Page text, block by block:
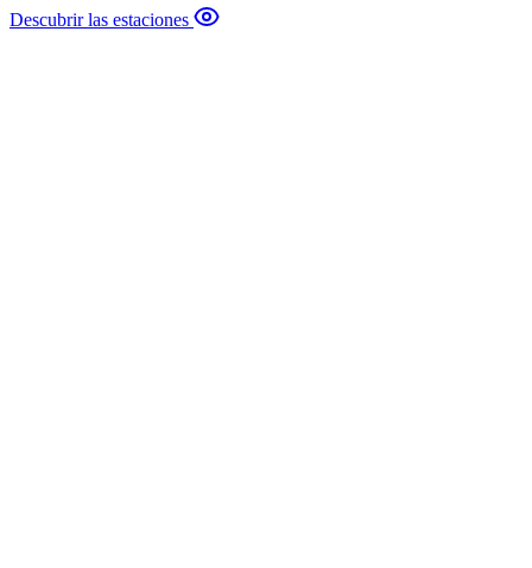
Descubrir las estaciones